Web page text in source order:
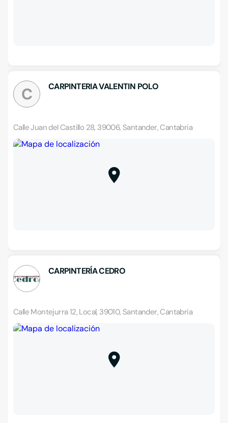
C CARPINTERIA VALENTIN POLO
Calle Juan del Castillo 28, 39006, Santander, Cantabria
CARPINTERÍA CEDRO
Calle Montejurra 12, Local, 39010, Santander, Cantabria